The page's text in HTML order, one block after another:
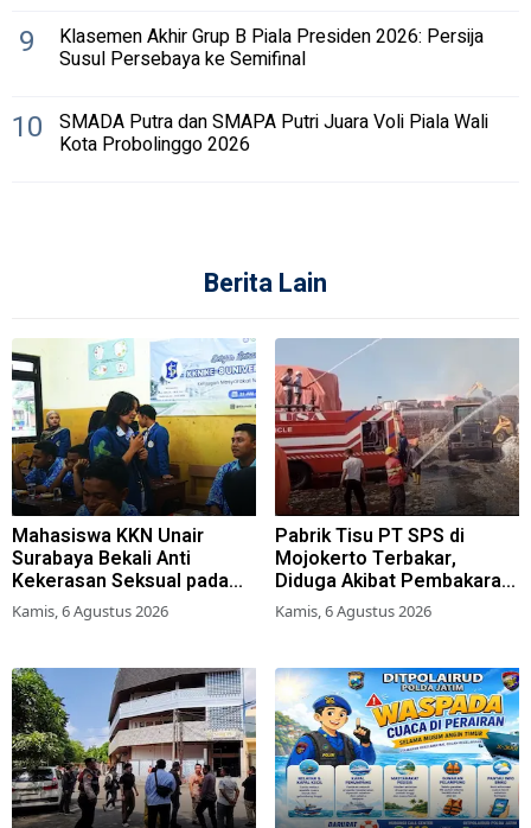
9 Klasemen Akhir Grup B Piala Presiden 2026: Persija
Susul Persebaya ke Semifinal
10 SMADA Putra dan SMAPA Putri Juara Voli Piala Wali
Kota Probolinggo 2026
Berita Lain
Mahasiswa KKN Unair
Surabaya Bekali Anti
Kekerasan Seksual pada
Siswa SMK
Kamis, 6 Agustus 2026
Pabrik Tisu PT SPS di
Mojokerto Terbakar,
Diduga Akibat Pembakaran
Lahan Tebu
Kamis, 6 Agustus 2026